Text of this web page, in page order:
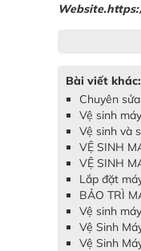
Bài viết khác:
Chuyên
Vệ sinh
Vệ sinh và
VỆ SINH
VỆ SINH
Lắp đặt
BẢO TRÌ
Vệ sinh
Vệ Sinh
Vệ Sinh